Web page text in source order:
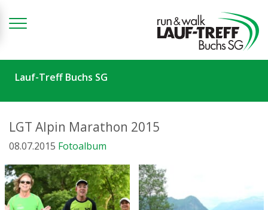
Lauf-Treff Buchs SG
LGT Alpin Marathon 2015
08.07.2015 Fotoalbum